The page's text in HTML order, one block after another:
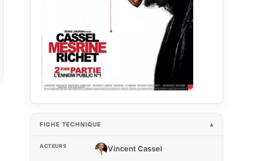
FICHE TECHNIQUE
ACTEURS VC Vincent Cassel